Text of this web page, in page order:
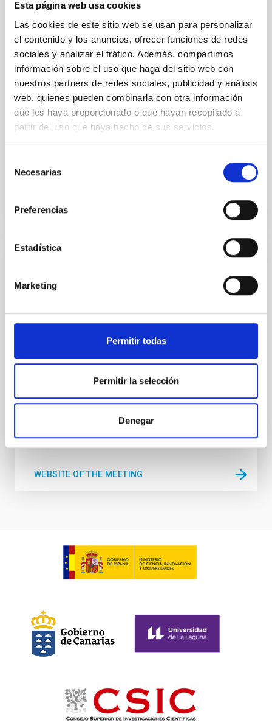
Esta página web usa cookies
Las cookies de este sitio web se usan para personalizar
el contenido y los anuncios, ofrecer funciones de redes
sociales y analizar el tráfico. Además, compartimos
información sobre el uso que haga del sitio web con
nuestros partners de redes sociales, publicidad y análisis
web, quienes pueden combinarla con otra información
que les haya proporcionado o que hayan recopilado a
partir del uso que haya hecho de sus servicios.
Necesarias
Preferencias
Estadística
Marketing
Permitir todas
Permitir la selección
Denegar
MultiDark es una Red Española de Investigación que
reúne a grupos teóricos y experimentales de físicos
de partículas, astrofísicos y cosmólogos de 15
universidades y centros de investigación españoles
"Salón de actos" del "Museo de las Ciencias y el
Cosmos" en San Cristóbal de La Laguna en
frente al edificio principal del Instituto de
Astrofísica de Canarias
Fecha
17/06/2026-19/06/2026
Anteriores
Substellar Astrophysics 2026
ciudad de Tordesillas, en Castilla, España. Esta
Tordesillas, Valladolid).
España
WEBSITE OF THE MEETING